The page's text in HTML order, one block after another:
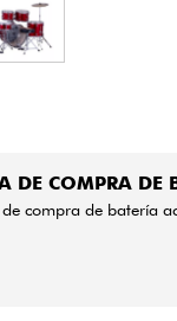
DE COMPRA DE
compra de batería